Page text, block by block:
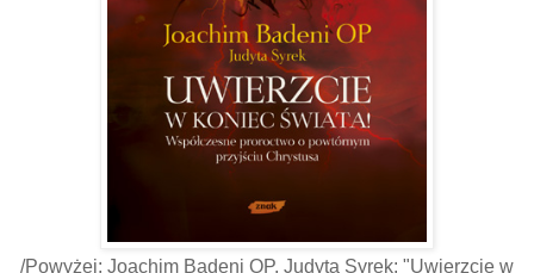
/Powyżej: Joachim Badeni OP, Judyta Syrek: "Uwierzcie w